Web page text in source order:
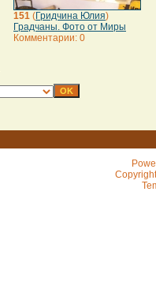
151 (Гридчина Юлия)
Градчаны. Фото от Миры
Комментарии: 0